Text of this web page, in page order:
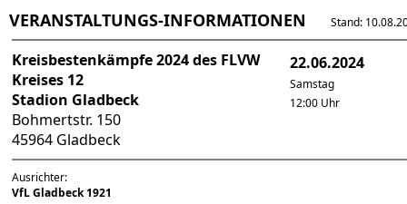
VERANSTALTUNGS-INFORMATIONEN Stand:
Kreisbestenkämpfe 2024 des FLVW
Kreises 12
Stadion Gladbeck
Bohmertstr. 150
45964 Gladbeck
22.06.2024
Samstag
12:00 Uhr
Ausrichter:
VfL Gladbeck 1921